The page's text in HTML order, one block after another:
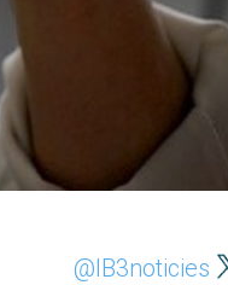
@IB3noticies